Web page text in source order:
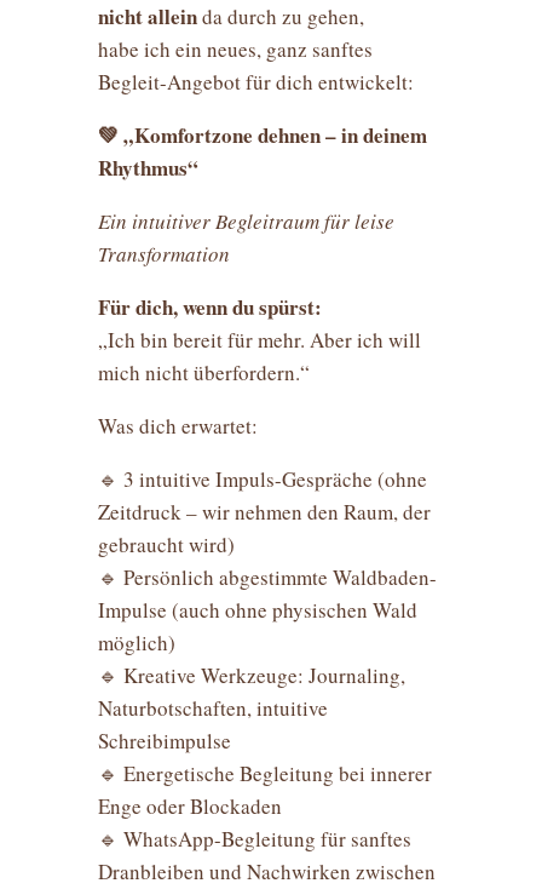
nicht alleinda durch zu gehen,
habe ich ein neues, ganz sanftes
Begleit-Angebot für dich entwickelt:
💚 „Komfortzone dehnen – in deinem
Rhythmus“
Ein intuitiver Begleitraum für leise
Transformation
Für dich, wenn du spürst:
„Ich bin bereit für mehr. Aber ich will
mich nicht überfordern.“
Was dich erwartet:
🔹 3 intuitive Impuls-Gespräche (ohne
Zeitdruck – wir nehmen den Raum, der
gebraucht wird)
🔹 Persönlich abgestimmte Waldbaden-
Impulse (auch ohne physischen Wald
möglich)
🔹 Kreative Werkzeuge: Journaling,
Naturbotschaften, intuitive
Schreibimpulse
🔹 Energetische Begleitung bei innerer
Enge oder Blockaden
🔹 WhatsApp-Begleitung für sanftes
Dranbleiben und Nachwirken zwischen